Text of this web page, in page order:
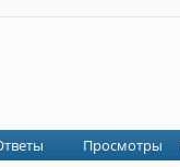
Просмотры